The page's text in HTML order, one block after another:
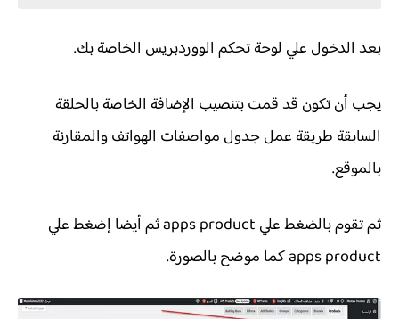
بعد الدخول علي لوحة تحكم الووردبريس الخاصة بك.
يجب أن تكون قد قمت بتنصيب الإضافة الخاصة بالحلقة
السابقة طريقة عمل جدول مواصفات الهواتف والمقارنة
بالموقع.
ثم تقوم بالضغط علي apps product ثم أيضا إضغط علي
apps product كما موضح بالصورة.